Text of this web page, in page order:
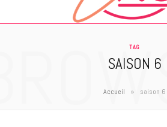
TAG
SAISON 6
Accueil » saison 6